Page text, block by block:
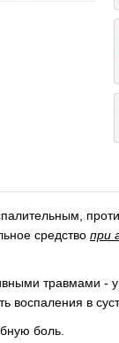
средство при
травмами -
в
боль.